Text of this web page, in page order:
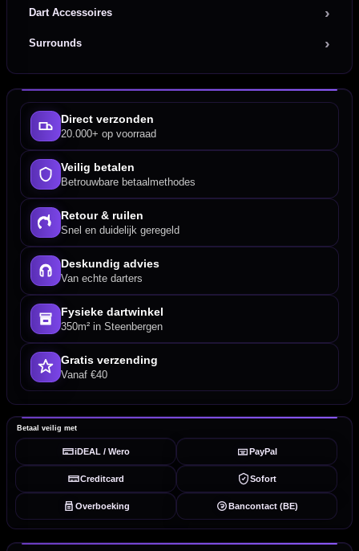
Dart Accessoires
Surrounds
Direct verzonden
20.000+ op voorraad
Veilig betalen
Betrouwbare betaalmethodes
Retour & ruilen
Snel en duidelijk geregeld
Deskundig advies
Van echte darters
Fysieke dartwinkel
350m² in Steenbergen
Gratis verzending
Vanaf €40
Betaal veilig met
iDEAL / Wero PayPal
Creditcard Sofort
Overboeking Bancontact (BE)